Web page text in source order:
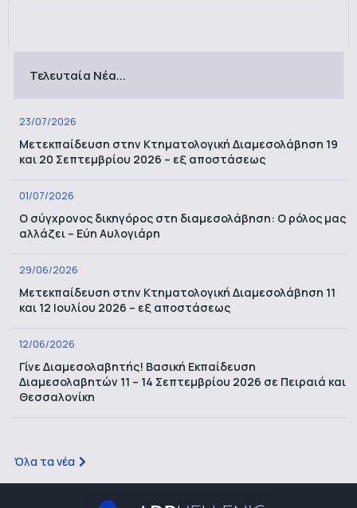
Τελευταία Νέα...
23/07/2026
Μετεκπαίδευση στην Κτηματολογική Διαμεσολάβηση 19
και 20 Σεπτεμβρίου 2026 – εξ αποστάσεως
01/07/2026
Ο σύγχρονος δικηγόρος στη διαμεσολάβηση: Ο ρόλος μας
αλλάζει – Εύη Αυλογιάρη
29/06/2026
Μετεκπαίδευση στην Κτηματολογική Διαμεσολάβηση 11
και 12 Ιουλίου 2026 – εξ αποστάσεως
12/06/2026
Γίνε Διαμεσολαβητής! Βασική Εκπαίδευση
Διαμεσολαβητών 11 – 14 Σεπτεμβρίου 2026 σε Πειραιά και
Θεσσαλονίκη
Όλα τα νέα